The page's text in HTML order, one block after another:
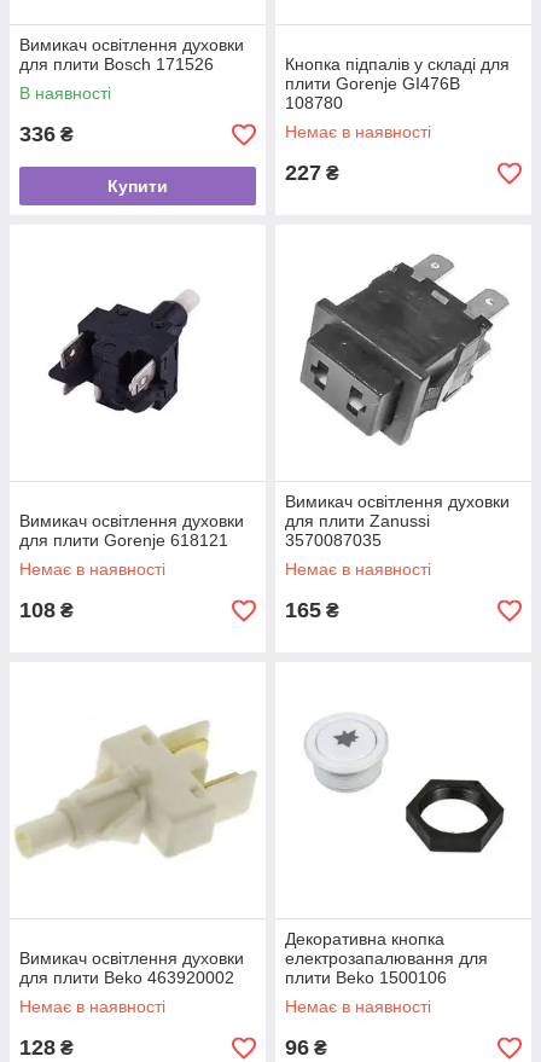
Вимикач освітлення духовки
для плити Bosch 171526
В наявності
336 ₴
Купити
Кнопка підпалів у складі для
плити Gorenje GI476B
108780
Немає в наявності
227 ₴
Вимикач освітлення духовки
для плити Gorenje 618121
Немає в наявності
108 ₴
Вимикач освітлення духовки
для плити Zanussi
3570087035
Немає в наявності
165 ₴
Вимикач освітлення духовки
для плити Beko 463920002
Немає в наявності
128 ₴
Декоративна кнопка
електрозапалювання для
плити Beko 1500106
Немає в наявності
96 ₴